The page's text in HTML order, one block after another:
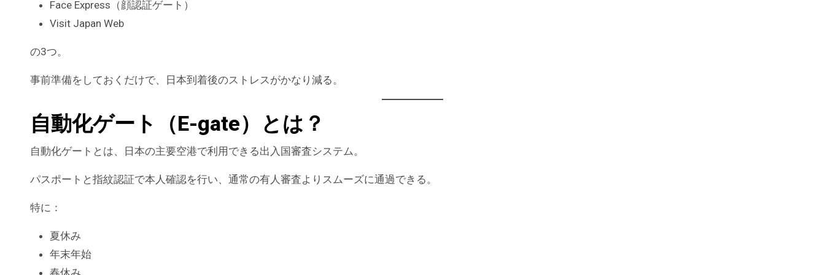
Face Express（顔認証ゲート）
Visit Japan Web
の3つ。
事前準備をしておくだけで、日本到着後のストレスがかなり減る。
自動化ゲート（E-gate）とは？
自動化ゲートとは、日本の主要空港で利用できる出入国審査システム。
パスポートと指紋認証で本人確認を行い、通常の有人審査よりスムーズに通過できる。
特に：
夏休み
年末年始
春休み